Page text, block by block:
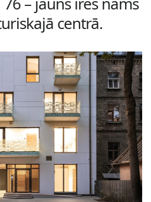
centrā.